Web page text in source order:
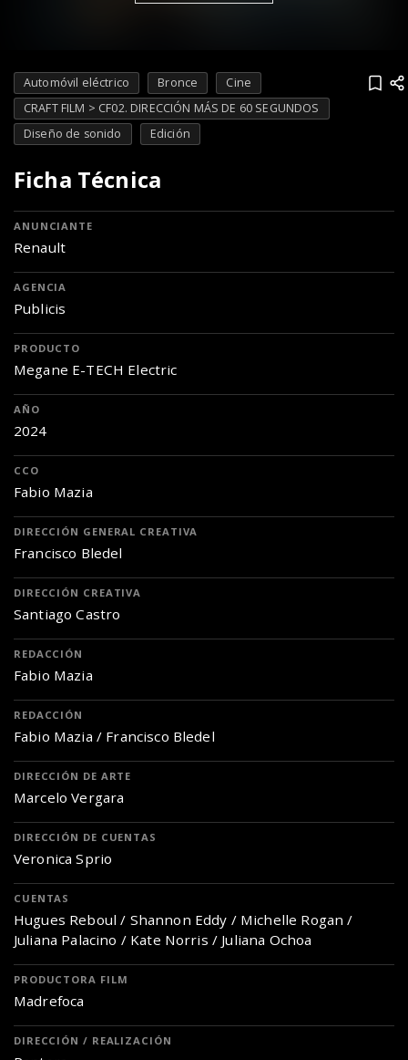
Automóvil eléctrico Bronce
Cine
CRAFT FILM > CF02. DIRECCIÓN MÁS DE 60 SEGUNDOS
Diseño de sonido
Edición
Ficha Técnica
ANUNCIANTE
Renault
AGENCIA
Publicis
PRODUCTO
Megane E-TECH Electric
AÑO
2024
CCO
Fabio Mazia
DIRECCIÓN GENERAL CREATIVA
Francisco Bledel
DIRECCIÓN CREATIVA
Santiago Castro
REDACCIÓN
Fabio Mazia
REDACCIÓN
Fabio Mazia / Francisco Bledel
DIRECCIÓN DE ARTE
Marcelo Vergara
DIRECCIÓN DE CUENTAS
Veronica Sprio
CUENTAS
Hugues Reboul / Shannon Eddy / Michelle Rogan /
Juliana Palacino / Kate Norris / Juliana Ochoa
PRODUCTORA FILM
Madrefoca
DIRECCIÓN / REALIZACIÓN